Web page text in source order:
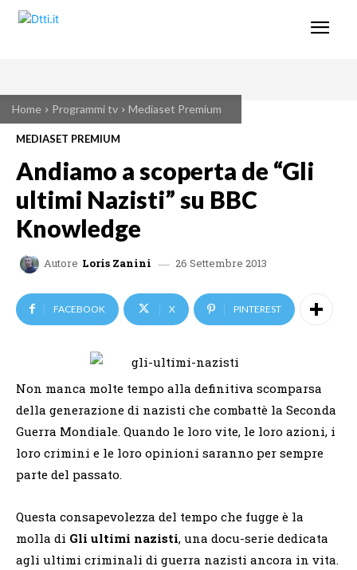
Home Programmi tv Mediaset Premium
MEDIASET PREMIUM
Andiamo a scoperta de “Gli
ultimi Nazisti” su BBC
Knowledge
Autore Loris Zanini 26 Settembre 2013
FACEBOOK X PINTEREST
Non manca molte tempo alla definitiva scomparsa
della generazione di nazisti che combattè la Seconda
Guerra Mondiale. Quando le loro vite, le loro azioni, i
loro crimini e le loro opinioni saranno per sempre
parte del passato.
Questa consapevolezza del tempo che fugge è la
molla di Gli ultimi nazisti, una docu-serie dedicata
agli ultimi criminali di guerra nazisti ancora in vita.